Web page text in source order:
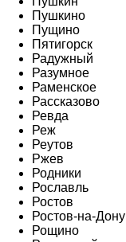
Пушкино
Пущино
Пятигорск
Радужный
Разумное
Раменское
Рассказово
Ревда
Реж
Реутов
Ржев
Родники
Рославль
Ростов
Ростов-на-Дону
Рощино